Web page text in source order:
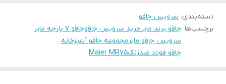
دسته‌بندی: سرویس چاقو
برچسب‌ها :چاقو برند مایرخرید سرویس چاقوچاقو ۷ پارچه مایر
سرویس چاقو مایرمجموعه چاقو آشپزخانه
چاقو فولاد ضدزنگMaier MR75